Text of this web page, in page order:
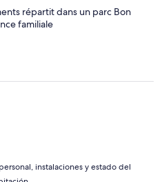
répartit dans un parc Bon
familiale
instalaciones y estado del